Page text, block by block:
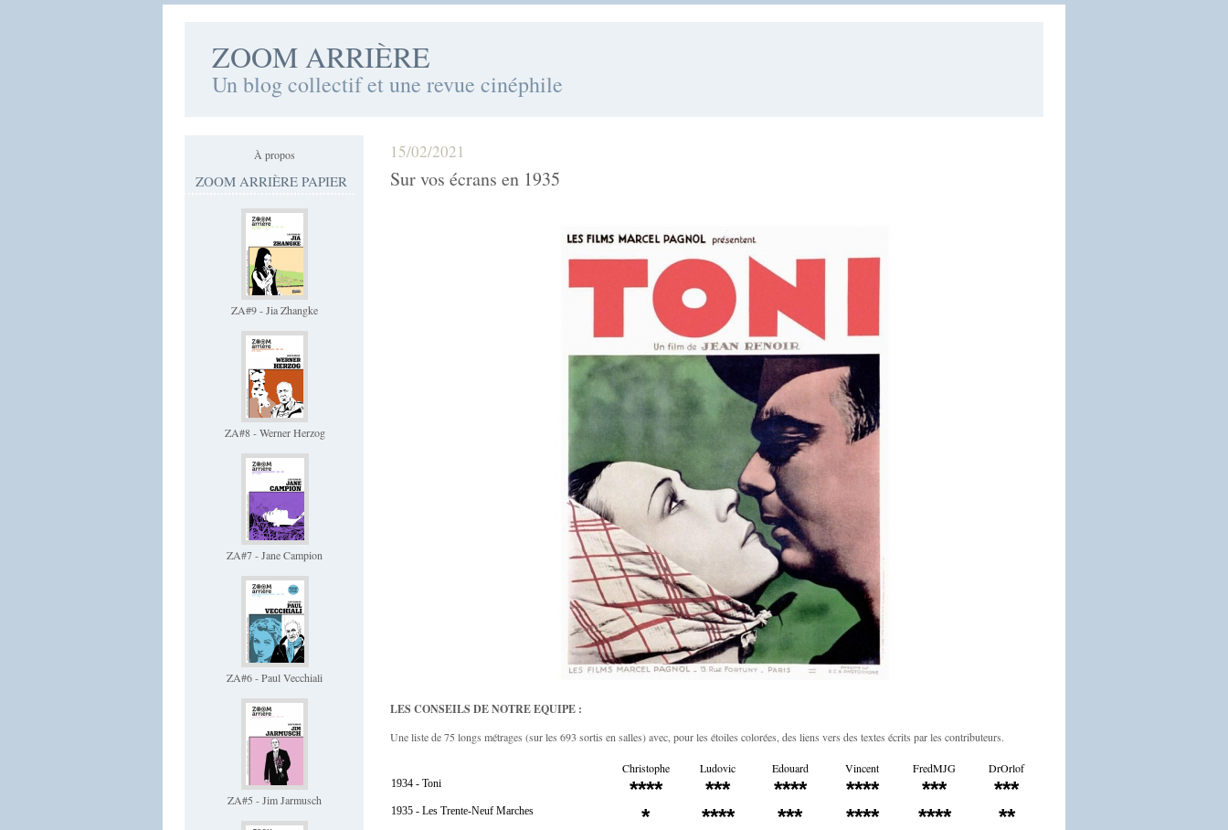
ZOOM ARRIÈRE
Un blog collectif et une revue cinéphile
À propos
ZOOM ARRIÈRE PAPIER
ZA#9 - Jia Zhangke
ZA#8 - Werner Herzog
ZA#7 - Jane Campion
ZA#6 - Paul Vecchiali
ZA#5 - Jim Jarmusch
15/02/2021
Sur vos écrans en 1935
LES CONSEILS DE NOTRE EQUIPE :
Une liste de 75 longs métrages (sur les 693 sortis en salles) avec, pour les étoiles colorées, des liens vers des textes écrits par les contributeurs.
Christophe Ludovic Edouard Vincent FredMJG DrOrlof
1934 - Toni **** *** **** **** *** ***
1935 - Les Trente-Neuf Marches * **** *** **** **** **